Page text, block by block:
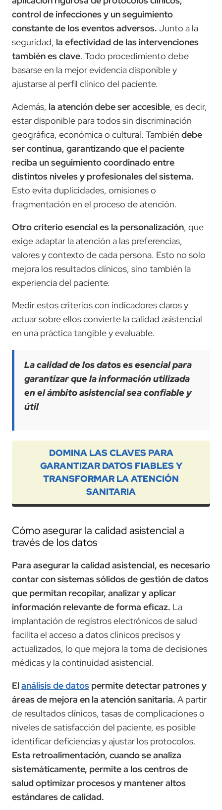
control de infecciones y un seguimiento
constante de los eventos adversos. Junto a la
seguridad, la efectividad de las intervenciones
también es clave. Todo procedimiento debe
basarse en la mejor evidencia disponible y
ajustarse al perfil clínico del paciente.
Además, la atención debe ser accesible, es decir,
estar disponible para todos sin discriminación
geográfica, económica o cultural. También debe
ser continua, garantizando que el paciente
reciba un seguimiento coordinado entre
distintos niveles y profesionales del sistema.
Esto evita duplicidades, omisiones o
fragmentación en el proceso de atención.
Otro criterio esencial es la personalización, que
exige adaptar la atención a las preferencias,
valores y contexto de cada persona. Esto no solo
mejora los resultados clínicos, sino también la
experiencia del paciente.
Medir estos criterios con indicadores claros y
actuar sobre ellos convierte la calidad asistencial
en una práctica tangible y evaluable.
La calidad de los datos es esencial para
garantizar que la información utilizada
en el ámbito asistencial sea confiable y
útil
DOMINA LAS CLAVES PARA
GARANTIZAR DATOS FIABLES Y
TRANSFORMAR LA ATENCIÓN
SANITARIA
Cómo asegurar la calidad asistencial a
través de los datos
Para asegurar la calidad asistencial, es necesario
contar con sistemas sólidos de gestión de datos
que permitan recopilar, analizar y aplicar
información relevante de forma eficaz. La
implantación de registros electrónicos de salud
facilita el acceso a datos clínicos precisos y
actualizados, lo que mejora la toma de decisiones
médicas y la continuidad asistencial.
Elanálisis de datos permite detectar patrones y
áreas de mejora en la atención sanitaria. A partir
de resultados clínicos, tasas de complicaciones o
niveles de satisfacción del paciente, es posible
identificar deficiencias y ajustar los protocolos.
Esta retroalimentación, cuando se analiza
sistemáticamente, permite a los centros de
salud optimizar procesos y mantener altos
estándares de calidad.